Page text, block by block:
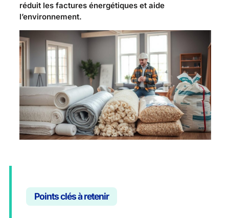
réduit les factures énergétiques et aide
l’environnement.
Points clés à retenir